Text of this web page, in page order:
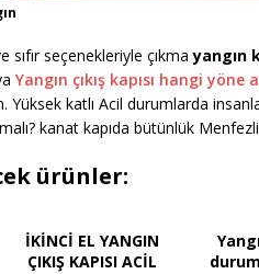
sıfır seçenekleriyle çıkmayangın
Yangın çıkış kapısı hangi yöne
Yüksek katlı Acil durumlarda
kanat kapıda bütünlük
ürünler:
İKİNCİ EL YANGIN
ÇIKIŞ KAPISI ACİL